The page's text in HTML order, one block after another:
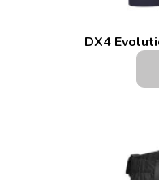
DX4